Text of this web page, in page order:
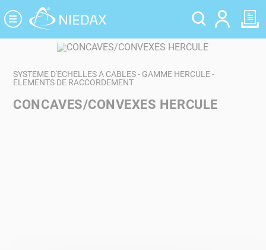
SYSTEME D'ECHELLES A CABLES - GAMME HERCULE -
ELEMENTS DE RACCORDEMENT
CONCAVES/CONVEXES HERCULE
Panneau de gestion des cookies